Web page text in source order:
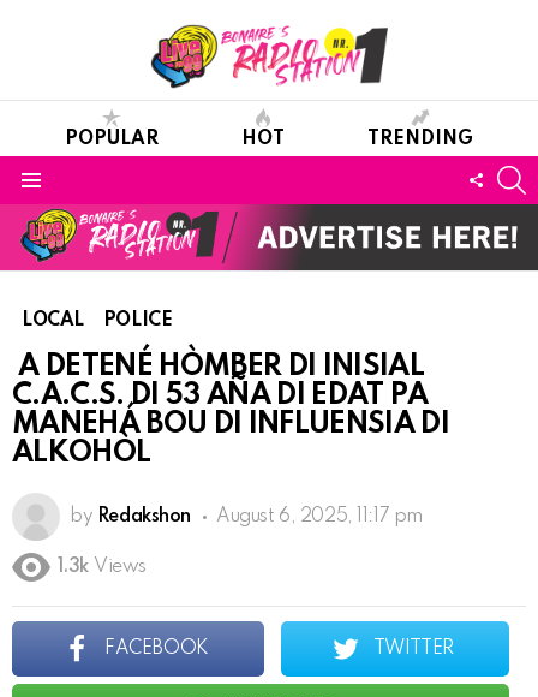
POPULAR HOT TRENDING
LOCAL POLICE
A DETENÉ HÒMBER DI INISIAL
C.A.C.S. DI 53 AÑA DI EDAT PA
MANEHÁ BOU DI INFLUENSIA DI
ALKOHÒL
by Redakshon August 6, 2025, 11:17 pm
1.3k Views
FACEBOOK TWITTER